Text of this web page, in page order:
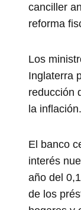
canciller
reforma
Los
Inglaterra
reducción
la inflación.
El banco
interés
año del
de los